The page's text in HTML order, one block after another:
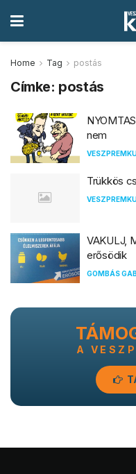
Home Tag postás
Címke: postás
nem
Trükkös
VAKULJ,
erősödik
GOMBÁS
A